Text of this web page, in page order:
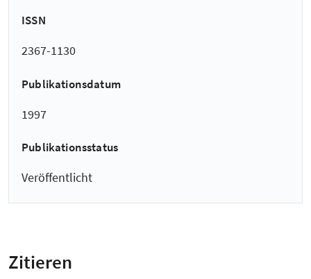
ISSN
2367-1130
Publikationsdatum
1997
Publikationsstatus
Veröffentlicht
Zitieren